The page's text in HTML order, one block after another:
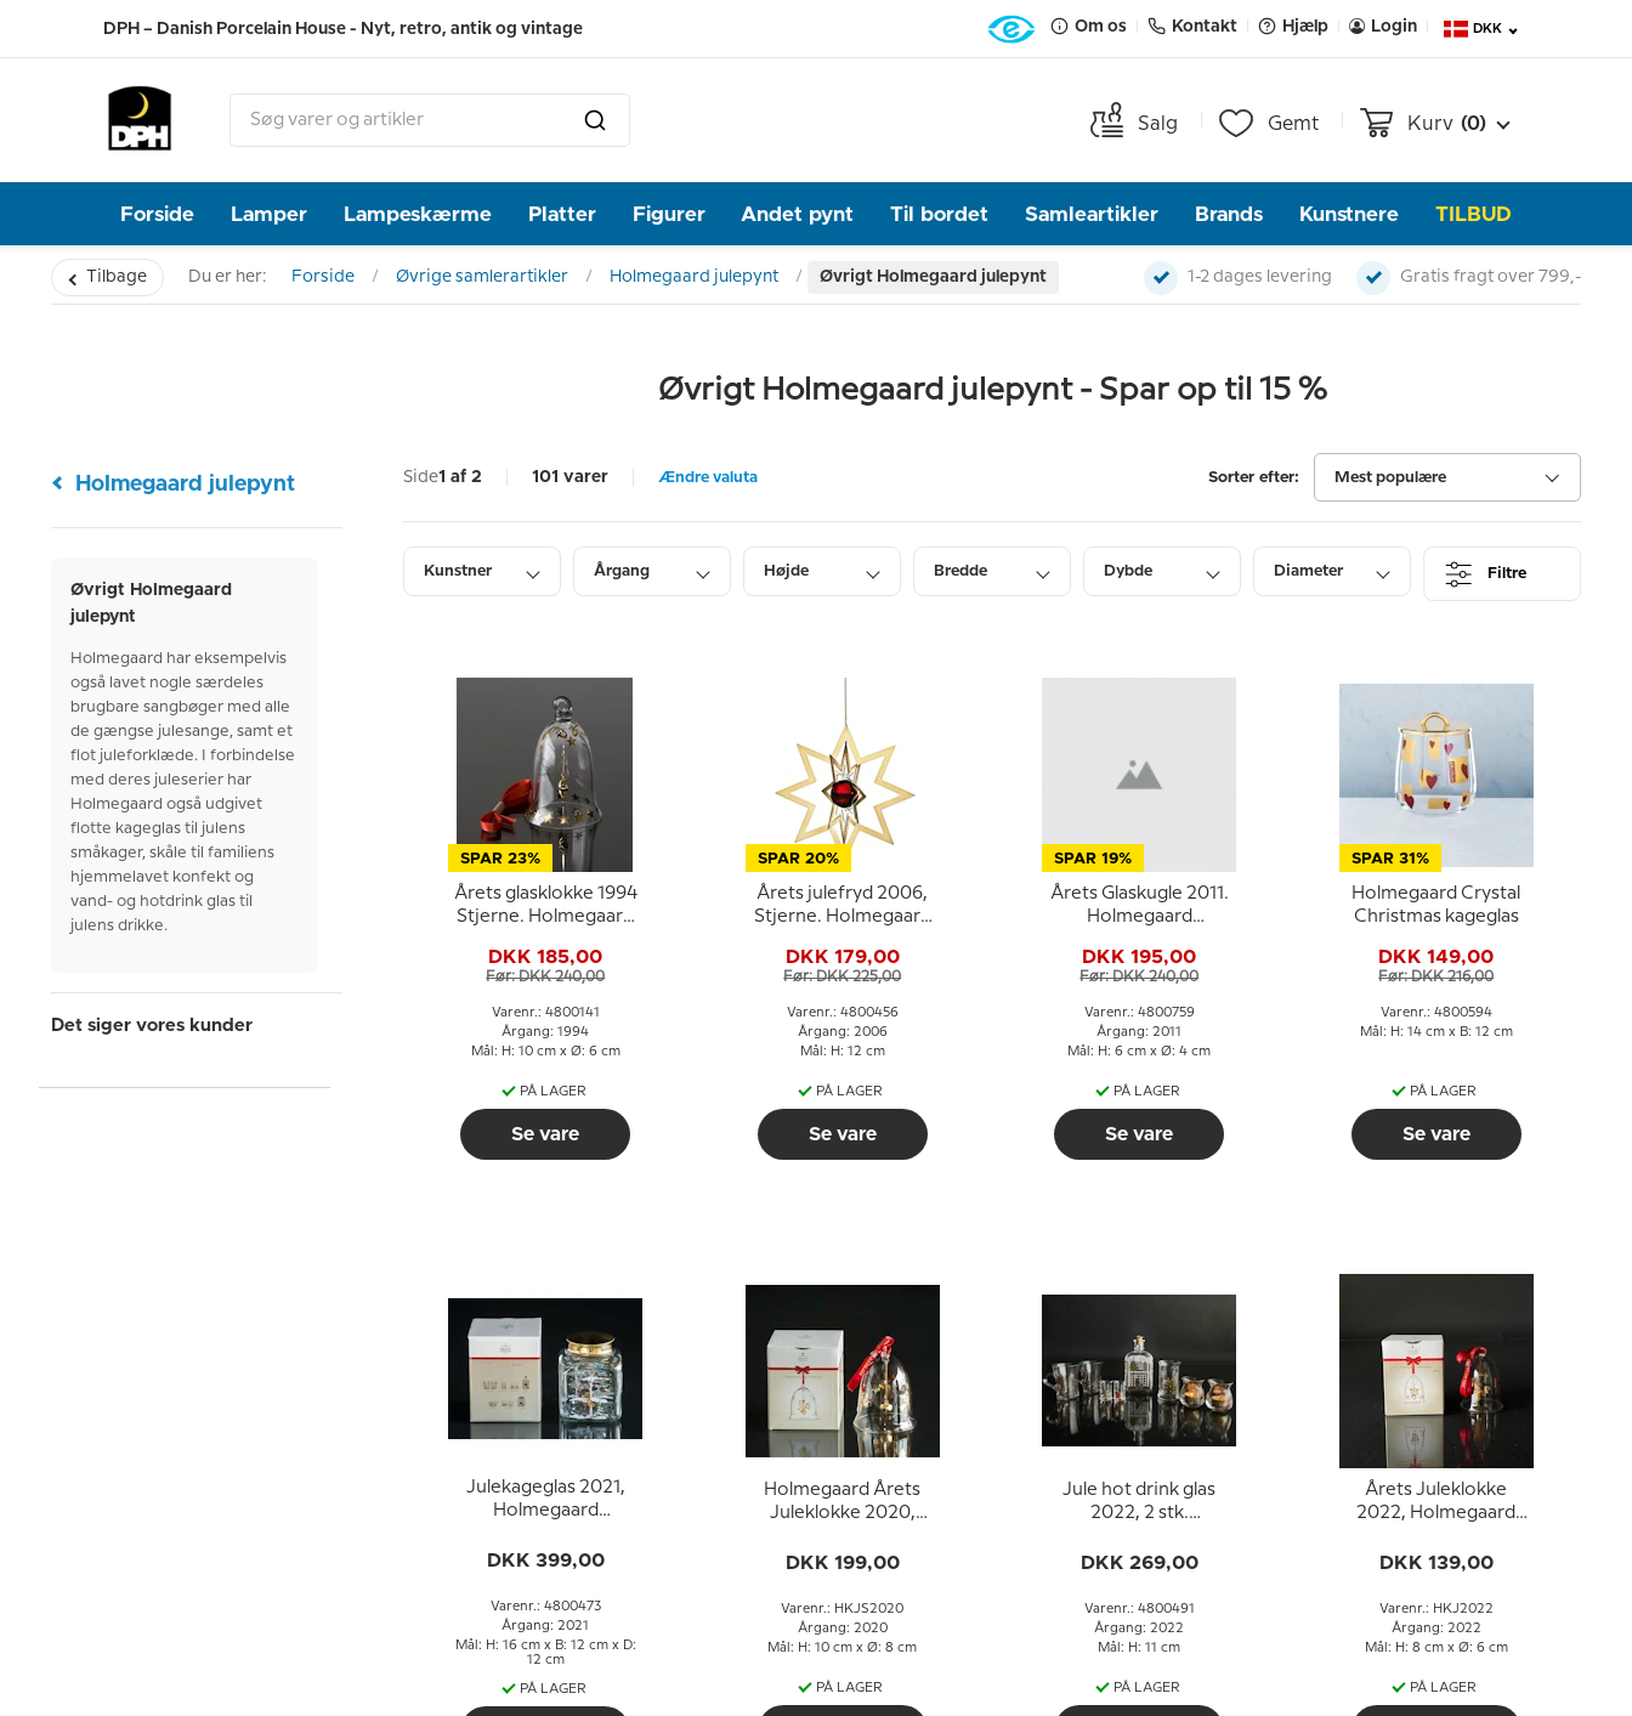
DPH – Danish Porcelain House - Nyt, retro, antik og vintage Om os Kontakt Hjælp Login DKK
Salg Gemt Kurv (0)
Forside Lamper Lampeskærme Platter Figurer Andet pynt Til bordet Samleartikler Brands Kunstnere TILBUD
Tilbage Du er her: Forside Øvrige samlerartikler Holmegaard julepynt Øvrigt Holmegaard julepynt 1-2 dages levering Gratis fragt over 799,-
Holmegaard julepynt
Øvrigt Holmegaard
julepynt
Holmegaard har eksempelvis
også lavet nogle særdeles
brugbare sangbøger med alle
de gængse julesange, samt et
flot juleforklæde. I forbindelse
med deres juleserier har
Holmegaard også udgivet
flotte kageglas til julens
småkager, skåle til familiens
hjemmelavet konfekt og
vand- og hotdrink glas til
julens drikke.
Det siger vores kunder
Øvrigt Holmegaard julepynt - Spar op til 15 %
Side1 af 2 101 varer Ændre valuta Sorter efter: Mest populære
Kunstner Årgang Højde Bredde Dybde Diameter Filtre
SPAR 23%
Årets glasklokke 1994
Stjerne. Holmegaard
DKK 185,00
Før: DKK 240,00
Varenr.: 4800141
Årgang: 1994
Mål: H: 10 cm x Ø: 6 cm
PÅ LAGER
Se vare
SPAR 20%
Årets julefryd 2006,
Stjerne. Holmegaard
DKK 179,00
Før: DKK 225,00
Varenr.: 4800456
Årgang: 2006
Mål: H: 12 cm
PÅ LAGER
Se vare
SPAR 19%
Årets Glaskugle 2011.
Holmegaard
DKK 195,00
Før: DKK 240,00
Varenr.: 4800759
Årgang: 2011
Mål: H: 6 cm x Ø: 4 cm
PÅ LAGER
Se vare
SPAR 31%
Holmegaard Crystal
Christmas kageglas
DKK 149,00
Før: DKK 216,00
Varenr.: 4800594
Mål: H: 14 cm x B: 12 cm
PÅ LAGER
Se vare
Julekageglas 2021,
Holmegaard
DKK 399,00
Varenr.: 4800473
Årgang: 2021
Mål: H: 16 cm x B: 12 cm x D:
12 cm
PÅ LAGER
Holmegaard Årets
Juleklokke 2020,
DKK 199,00
Varenr.: HKJS2020
Årgang: 2020
Mål: H: 10 cm x Ø: 8 cm
PÅ LAGER
Jule hot drink glas
2022, 2 stk.
Christmas
DKK 269,00
Varenr.: 4800491
Årgang: 2022
Mål: H: 11 cm
PÅ LAGER
Årets Juleklokke
2022, Holmegaard
DKK 139,00
Varenr.: HKJ2022
Årgang: 2022
Mål: H: 8 cm x Ø: 6 cm
PÅ LAGER